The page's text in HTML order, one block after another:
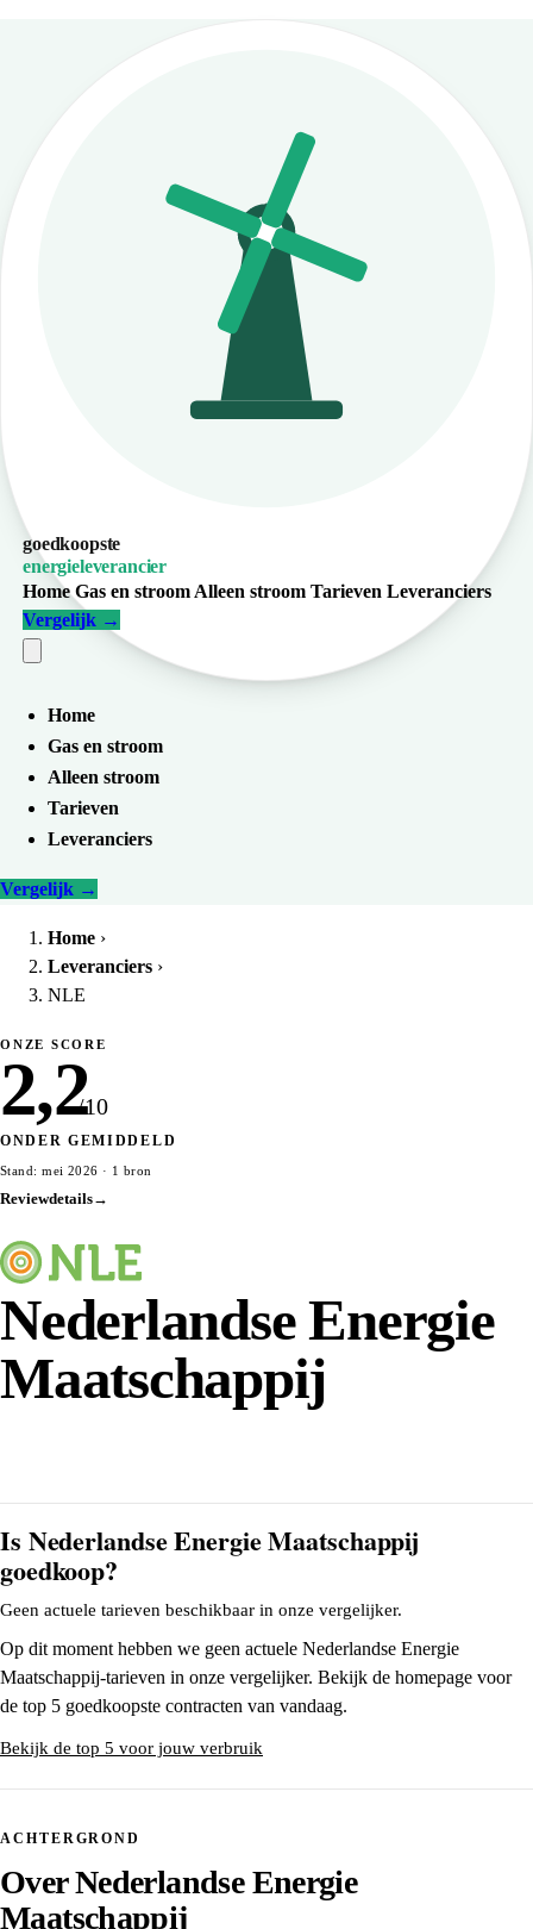
goedkoopste
energieleverancier
HomeGas en stroom Alleen stroom Tarieven Leveranciers
Vergelijk →
Home
Gas en stroom
Alleen stroom
Tarieven
Leveranciers
Vergelijk →
Home ›
Leveranciers ›
NLE
Nederlandse Energie
Maatschappij
ONZE SCORE
2,2/10
ONDER GEMIDDELD
Stand: mei 2026 · 1 bron
Reviewdetails→
Is Nederlandse Energie Maatschappij
goedkoop?
Geen actuele tarieven beschikbaar in onze vergelijker.
Op dit moment hebben we geen actuele Nederlandse Energie
Maatschappij-tarieven in onze vergelijker. Bekijk de homepage voor
de top 5 goedkoopste contracten van vandaag.
Bekijk de top 5 voor jouw verbruik
ACHTERGROND
Over Nederlandse Energie
Maatschappij